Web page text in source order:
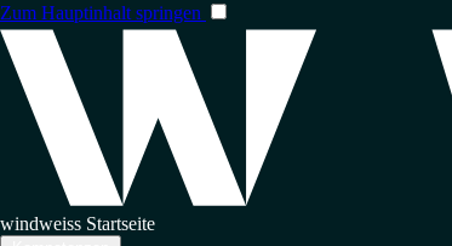
Zum Hauptinhalt springen
windweiss Startseite